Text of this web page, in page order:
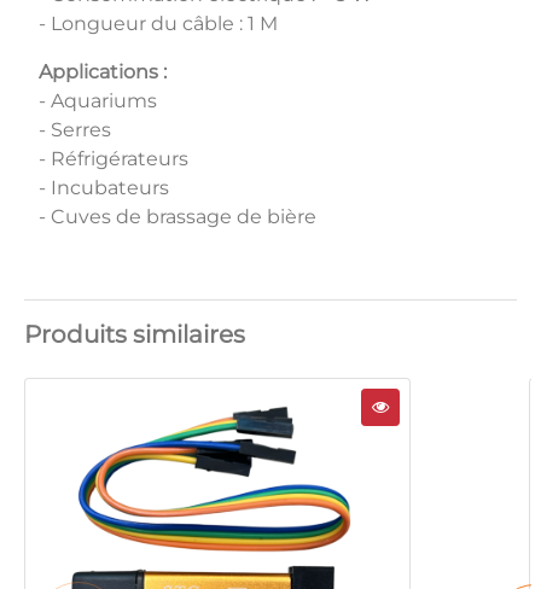
- Longueur du câble : 1 M
Applications :
- Aquariums
- Serres
- Réfrigérateurs
- Incubateurs
- Cuves de brassage de bière
Produits similaires